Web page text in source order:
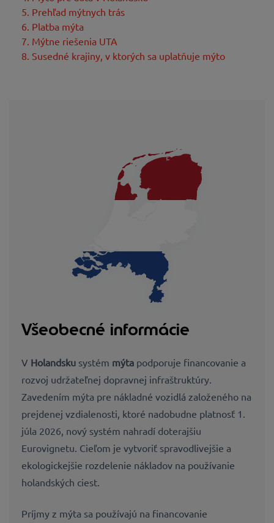
5. Prehľad mýtnych trás
6. Platba mýta
7. Mýtne riešenia UTA
8. Susedné krajiny, v ktorých sa uplatňuje mýto
Všeobecné informácie
V Holandsku systém mýta podporuje financovanie a
rozvoj udržateľnej dopravnej infraštruktúry.
Zavedením mýta pre nákladné vozidlá založeného na
prejdenej vzdialenosti, ktoré nadobudne platnosť 1.
júla 2026, nový systém nahradí doterajšiu
Eurovignetu. Cieľom je vytvoriť spravodlivejšie a
ekologickejšie rozdelenie nákladov na používanie
holandských ciest.
Príjmy z mýta sa používajú na financovanie